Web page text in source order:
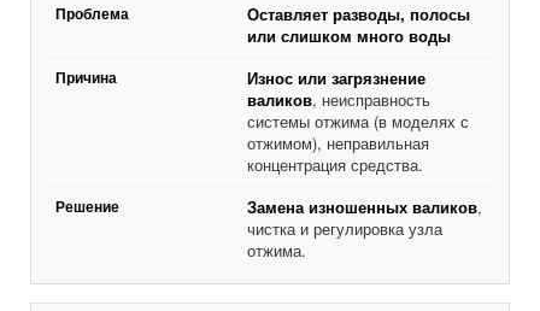
Оставляет разводы, полосы
или слишком много воды
Износ или загрязнение
валиков, неисправность
системы отжима (в моделях с
отжимом), неправильная
концентрация средства.
Замена изношенных валиков,
чистка и регулировка узла
отжима.